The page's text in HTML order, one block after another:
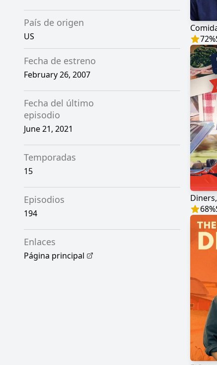
País de origen
US
Fecha de estreno
February 26, 2007
Fecha del último
episodio
June 21, 2021
Temporadas
15
Episodios
194
Enlaces
Página principal
72%
68%